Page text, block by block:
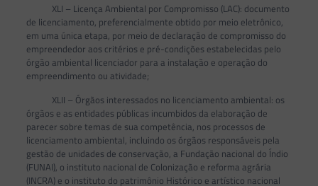
XLI – Licença Ambiental por Compromisso (LAC): documento
de licenciamento, preferencialmente obtido por meio eletrônico,
em uma única etapa, por meio de declaração de compromisso do
empreendedor aos critérios e pré-condições estabelecidas pelo
órgão ambiental licenciador para a instalação e operação do
empreendimento ou atividade;
XLII – Órgãos interessados no licenciamento ambiental: os
órgãos e as entidades públicas incumbidos da elaboração de
parecer sobre temas de sua competência, nos processos de
licenciamento ambiental, incluindo os órgãos responsáveis pela
gestão de unidades de conservação, a Fundação nacional do Índio
(FUNAI), o instituto nacional de Colonização e reforma agrária
(INCRA) e o instituto do patrimônio Histórico e artístico nacional